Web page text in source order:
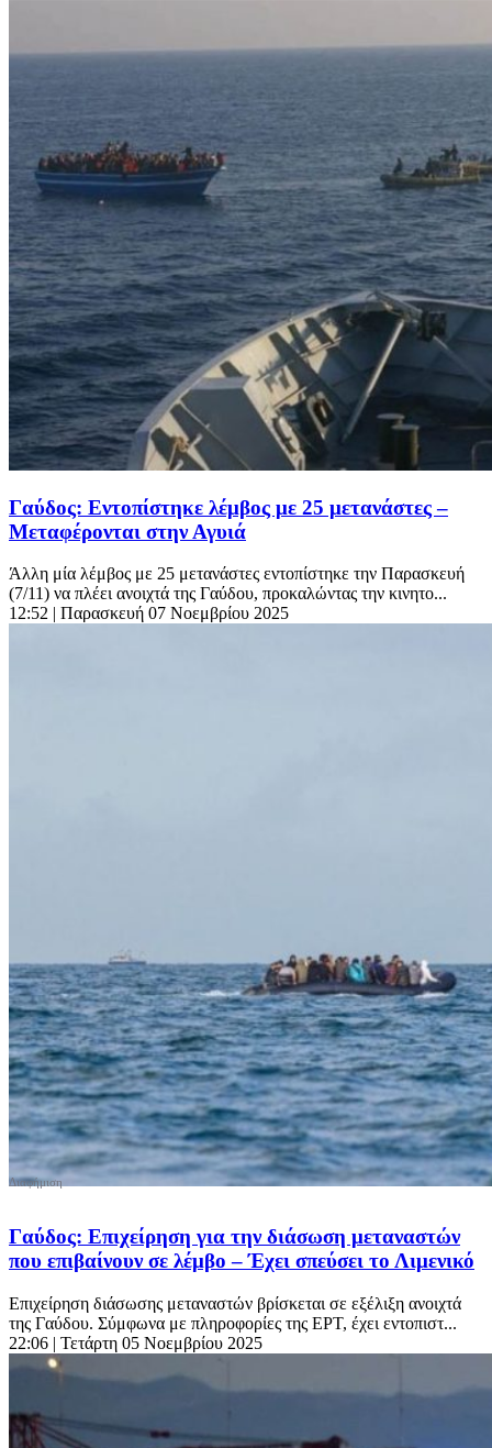
Γαύδος: Εντοπίστηκε λέμβος με 25 μετανάστες –
Μεταφέρονται στην Αγυιά
Άλλη μία λέμβος με 25 μετανάστες εντοπίστηκε την Παρασκευή
(7/11) να πλέει ανοιχτά της Γαύδου, προκαλώντας την κινητο...
12:52 | Παρασκευή 07 Νοεμβρίου 2025
Γαύδος: Επιχείρηση για την διάσωση μεταναστών
που επιβαίνουν σε λέμβο – Έχει σπεύσει το Λιμενικό
Επιχείρηση διάσωσης μεταναστών βρίσκεται σε εξέλιξη ανοιχτά
της Γαύδου. Σύμφωνα με πληροφορίες της ΕΡΤ, έχει εντοπιστ...
22:06 | Τετάρτη 05 Νοεμβρίου 2025